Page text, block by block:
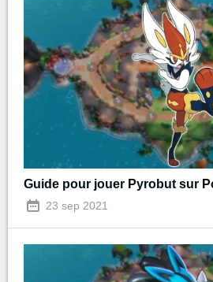
Guide pour jouer Pyrobut sur
23 sep 2021